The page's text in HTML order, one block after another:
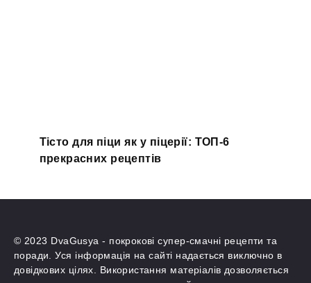
Тісто для піци як у піцерії: ТОП-6
прекрасних рецептів
© 2023 DvaGusya - покрокові супер-смачні рецепти та
поради. Уся інформація на сайті надається виключно в
довідкових цілях. Використання матеріалів дозволяється